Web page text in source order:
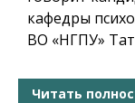
кафедры
ВО «НГПУ»
Читать